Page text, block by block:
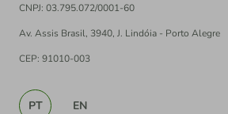
CNPJ: 03.795.072/0001-60
Av. Assis Brasil, 3940, J. Lindóia - Porto Alegre
CEP: 91010-003
PT EN